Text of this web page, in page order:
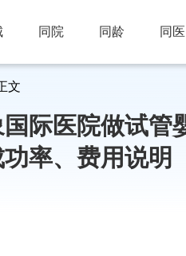
同院 同龄 同医
文
际医院做试管
率、费用说明